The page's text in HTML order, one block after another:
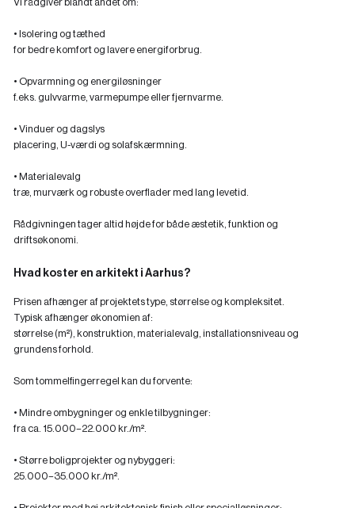
• Isolering og tæthed
for bedre komfort og lavere energiforbrug.
• Opvarmning og energiløsninger
f.eks. gulvvarme, varmepumpe eller fjernvarme.
• Vinduer og dagslys
placering, U-værdi og solafskærmning.
• Materialevalg
træ, murværk og robuste overflader med lang levetid.
Rådgivningen tager altid højde for både æstetik, funktion og
driftsøkonomi.
Hvad koster en arkitekt i Aarhus?
Prisen afhænger af projektets type, størrelse og kompleksitet.
Typisk afhænger økonomien af:
størrelse (m²), konstruktion, materialevalg, installationsniveau og
grundens forhold.
Som tommelfingerregel kan du forvente:
• Mindre ombygninger og enkle tilbygninger:
fra ca. 15.000–22.000 kr./m².
• Større boligprojekter og nybyggeri:
25.000–35.000 kr./m².